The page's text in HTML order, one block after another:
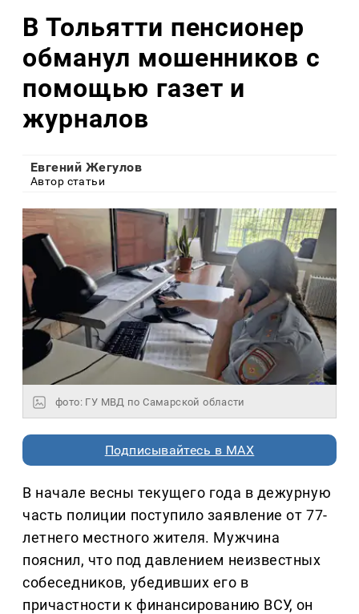
В Тольятти пенсионер
обманул мошенников с
помощью газет и
журналов
Евгений Жегулов
Автор статьи
фото: ГУ МВД по Самарской области
Подписывайтесь в MAX
В начале весны текущего года в дежурную
часть полиции поступило заявление от 77-
летнего местного жителя. Мужчина
пояснил, что под давлением неизвестных
собеседников, убедивших его в
причастности к финансированию ВСУ, он